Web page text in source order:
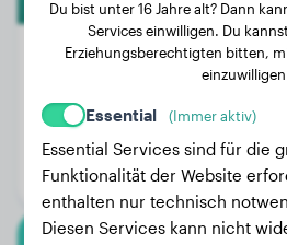
Gewicht:
Alter:
Geschlecht:
Du bist unter 16 Jahre alt? Dann
Services einwilligen. Du
Erziehungsberechtigten bitten,
Essential (Immer aktiv)
Essential Services sind für die
Funktionalität der Website
enthalten nur technisch
Diesen Services kann nicht